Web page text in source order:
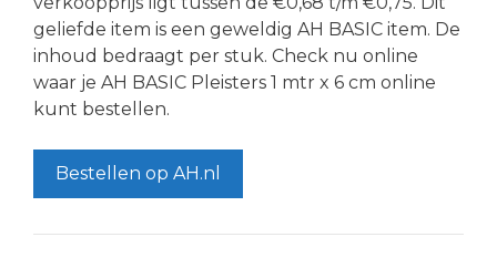
geliefde item is een geweldig AH BASIC item. De
inhoud bedraagt per stuk. Check nu online
waar je AH BASIC Pleisters 1 mtr x 6 cm online
kunt bestellen.
Bestellen op AH.nl